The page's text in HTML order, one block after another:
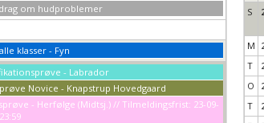
om hudproblemer
klasser - Fyn
- Labrador
Novice - Knapstrup Hovedgaard
- Herfølge (Midtsj.) // Tilmeldingsfrist: 23-09-
S
M
T
O
T